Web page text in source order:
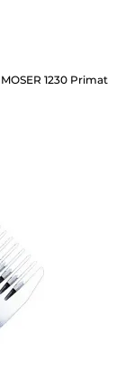
1230 Primat